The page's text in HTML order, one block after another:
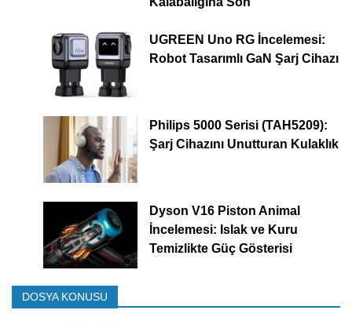
UGREEN Uno RG İncelemesi:
Robot Tasarımlı GaN Şarj Cihazı
Philips 5000 Serisi (TAH5209):
Şarj Cihazını Unutturan Kulaklık
Dyson V16 Piston Animal
İncelemesi: Islak ve Kuru
Temizlikte Güç Gösterisi
DOSYA KONUSU